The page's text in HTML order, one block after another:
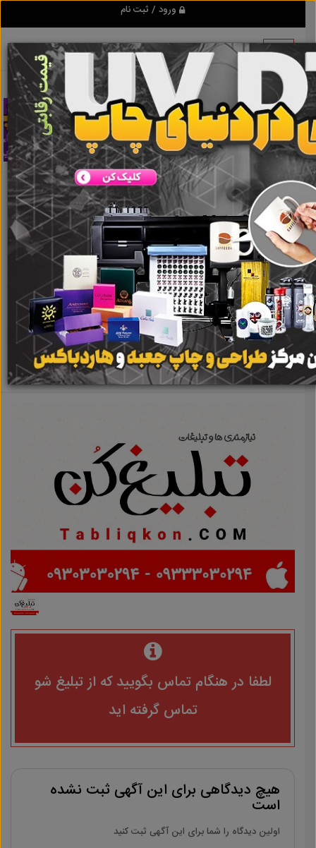
ورود / ثبت نام
اطلاعات این آگهی به علت منقضی شدن قابل
مشاهده نمی باشد
لطفا در هنگام تماس بگویید که از تبلیغ شو
تماس گرفته اید
هیچ دیدگاهی برای این آگهی ثبت نشده
است
اولین دیدگاه را شما برای این آگهی ثبت کنید